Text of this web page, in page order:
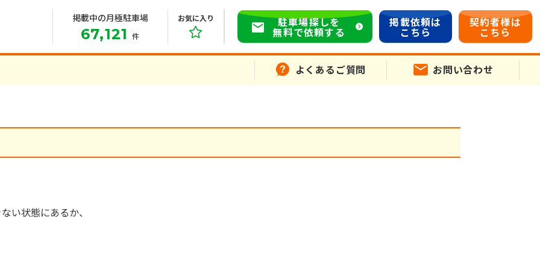
掲載中の月極駐車場
67,121 件
お気に入り 駐車場探しを
無料で依頼する
掲載依頼は
こちら
契約者様は
こちら
よくあるご質問 お問い合わせ
い状態にあるか、